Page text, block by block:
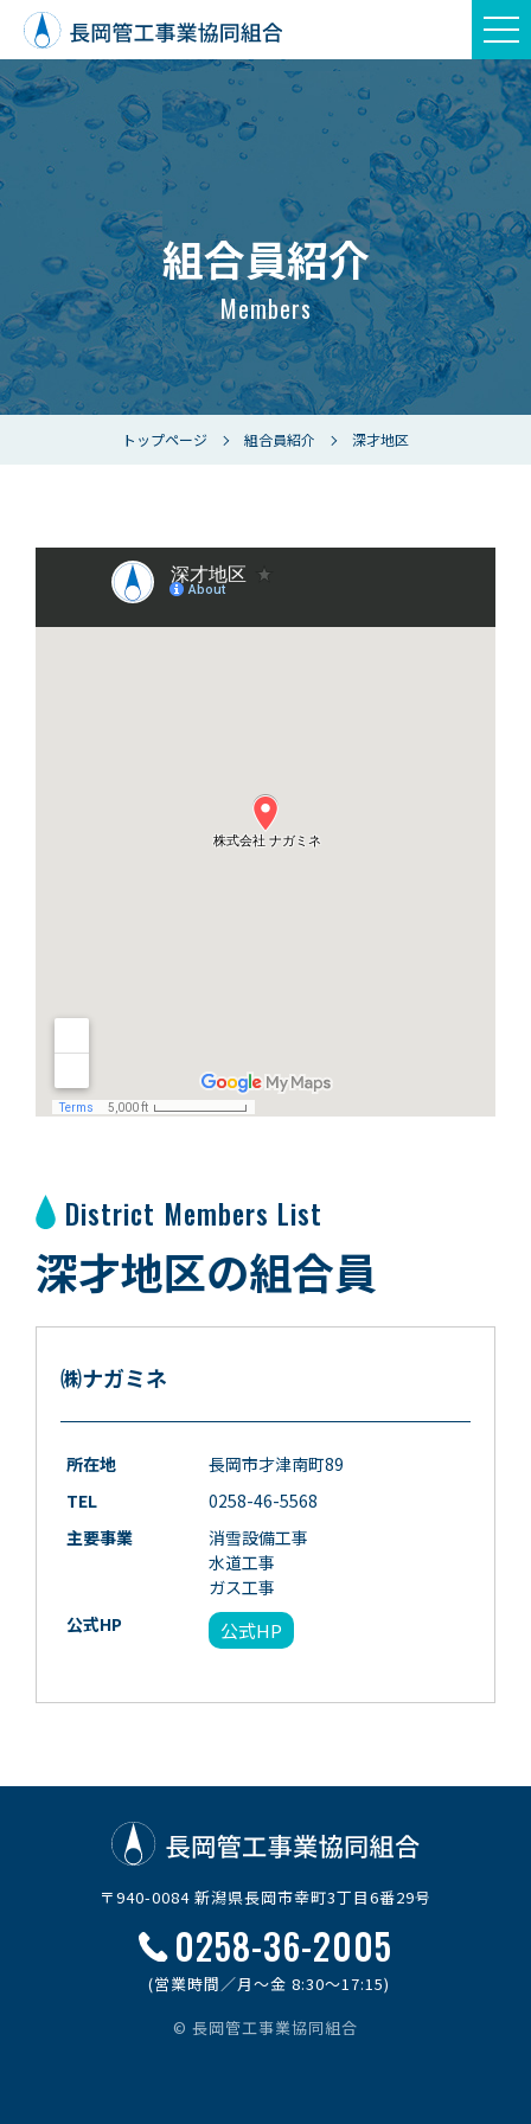
組合員紹介
Members
トップページ 組合員紹介 深才地区
District Members List
深才地区の組合員
㈱ナガミネ
所在地
長岡市才津南町89
TEL
0258-46-5568
主要事業
消雪設備工事
水道工事
ガス工事
公式HP
公式HP
〒940-0084 新潟県長岡市幸町3丁目6番29号
0258-36-2005
(営業時間／月～金 8:30～17:15)
© 長岡管工事業協同組合